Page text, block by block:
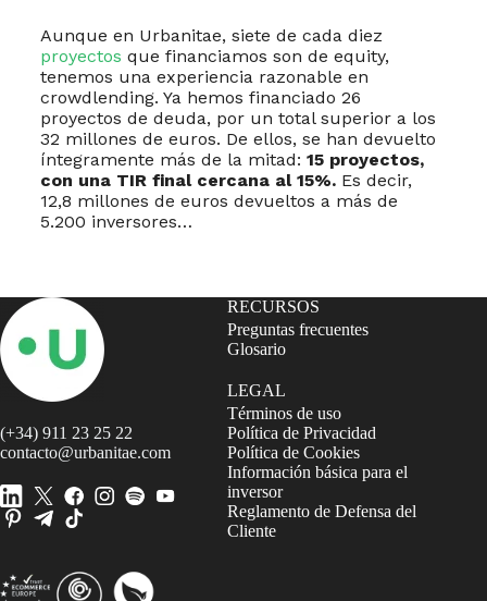
Aunque en Urbanitae, siete de cada diez
proyectos que financiamos son de equity,
tenemos una experiencia razonable en
crowdlending. Ya hemos financiado 26
proyectos de deuda, por un total superior a los
32 millones de euros. De ellos, se han devuelto
íntegramente más de la mitad: 15 proyectos,
con una TIR final cercana al 15%.Es decir,
12,8 millones de euros devueltos a más de
5.200 inversores…
(+34) 911 23 25 22
contacto@urbanitae.com
RECURSOS
Preguntas frecuentes
Glosario
LEGAL
Términos de uso
Política de Privacidad
Política de Cookies
Información básica para el
inversor
Reglamento de Defensa del
Cliente